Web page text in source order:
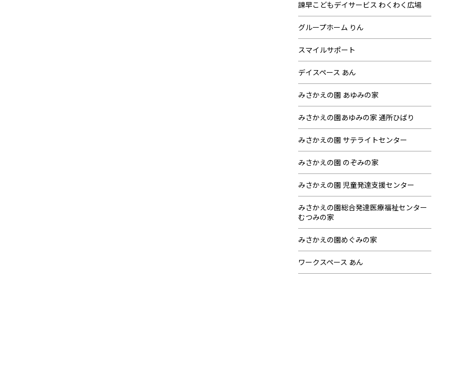
諫早こどもデイサービス わくわく広場
グループホーム りん
スマイルサポート
デイスペース あん
みさかえの園 あゆみの家
みさかえの園あゆみの家 通所ひばり
みさかえの園 サテライトセンター
みさかえの園 のぞみの家
みさかえの園 児童発達支援センター
みさかえの園総合発達医療福祉センター
むつみの家
みさかえの園めぐみの家
ワークスペース あん